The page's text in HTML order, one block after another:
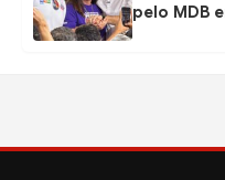
pelo MDB